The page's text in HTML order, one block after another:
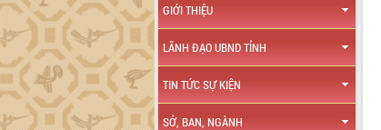
GIỚI THIỆU
LÃNH ĐẠO UBND TỈNH
TIN TỨC SỰ KIỆN
SỞ, BAN, NGÀNH